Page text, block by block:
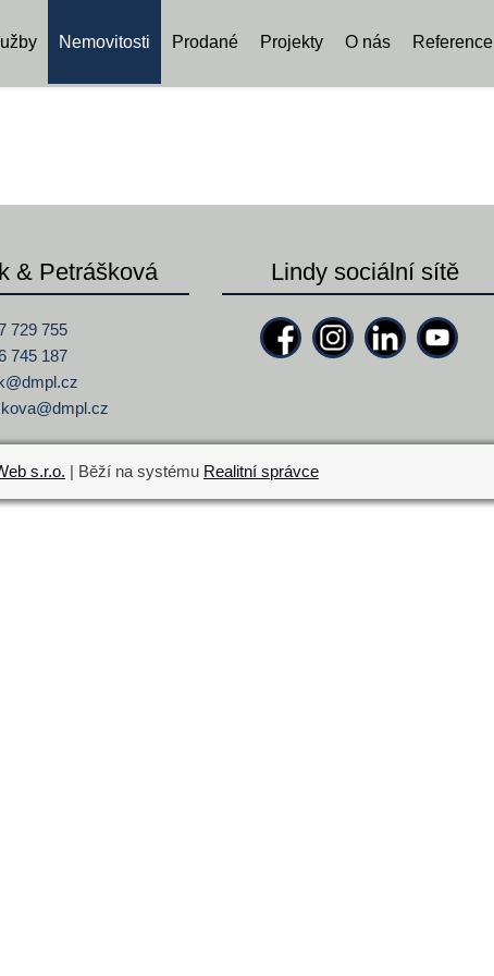
Nemovitosti Prodané Projekty O nás Reference
& Petrášková
729 755
745 187
dmpl.cz
dmpl.cz
Lindy sociální sítě
s.r.o. | Běží na systému Realitní správce